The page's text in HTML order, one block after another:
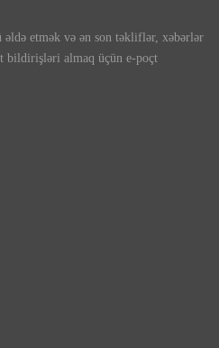
əldə etmək və ən son təkliflər, xəbərlər
bildirişləri almaq üçün e-poçt